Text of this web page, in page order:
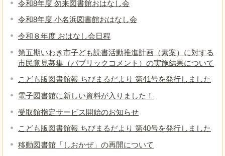
令和8年度 勿来図書館おはなし会
令和8年度 小名浜図書館おはなし会
令和８年度 おはなし会日程
第五期いわき市子ども読書活動推進計画（素案）に対する
市民意見募集（パブリックコメント）の実施結果について
こども版図書館報 ちびまるだより 第41号を発行しました
電子図書館に新しい資料が入りました！
受取館指定サービス開始のお知らせ
こども版図書館報 ちびまるだより 第40号を発行しました
移動図書館「しおかぜ」の再開について